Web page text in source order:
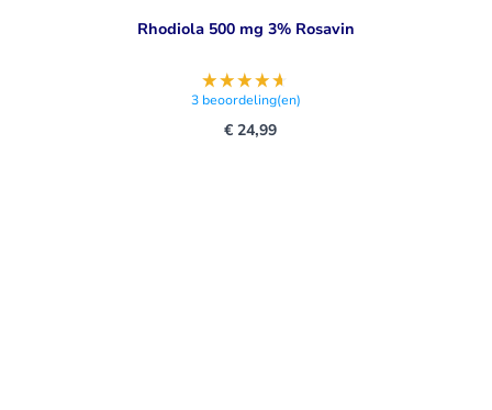
Rhodiola 500 mg 3% Rosavin
3 beoordeling(en)
€ 24,99